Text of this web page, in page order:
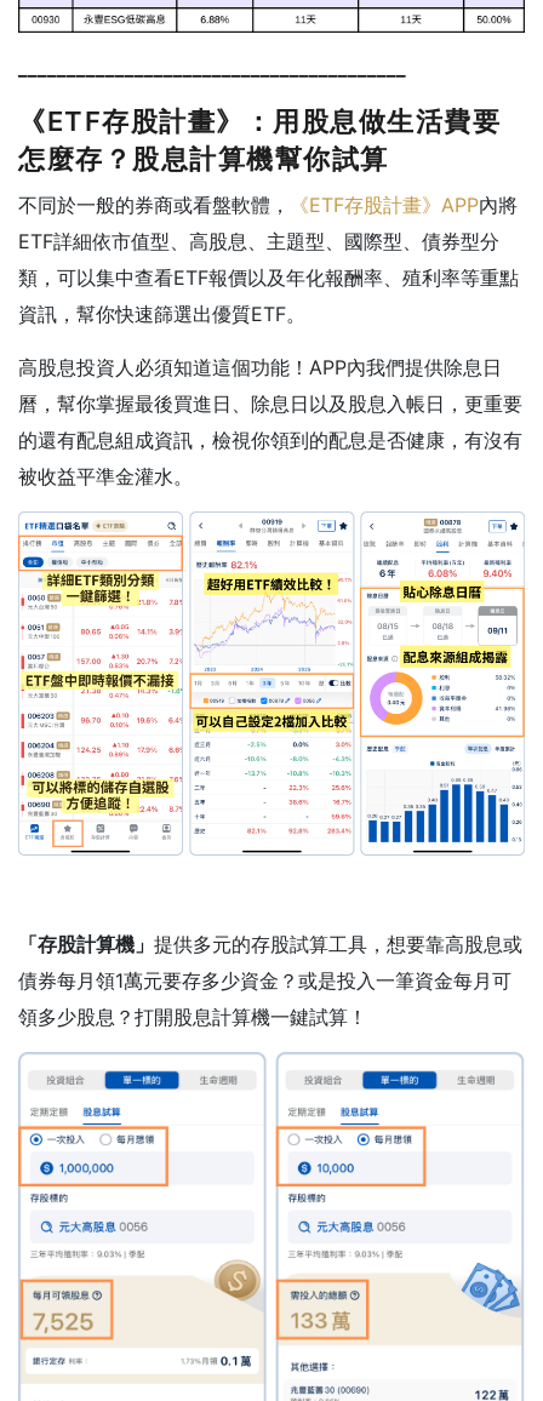
《ETF存股計畫》：用股息做生活費要
怎麼存？股息計算機幫你試算
不同於一般的券商或看盤軟體， 《ETF存股計畫》APP內將
ETF詳細依市值型、高股息、主題型、國際型、債券型分
類，可以集中查看ETF報價以及年化報酬率、殖利率等重點
資訊，幫你快速篩選出優質ETF。
高股息投資人必須知道這個功能！APP內我們提供除息日
曆，幫你掌握最後買進日、除息日以及股息入帳日，更重要
的還有配息組成資訊，檢視你領到的配息是否健康，有沒有
被收益平準金灌水。
「存股計算機」 提供多元的存股試算工具，想要靠高股息或
債券每月領1萬元要存多少資金？或是投入一筆資金每月可
領多少股息？打開股息計算機一鍵試算！